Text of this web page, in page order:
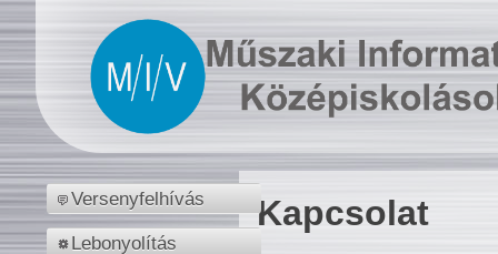
Versenyfelhívás
Lebonyolítás
Kapcsolat